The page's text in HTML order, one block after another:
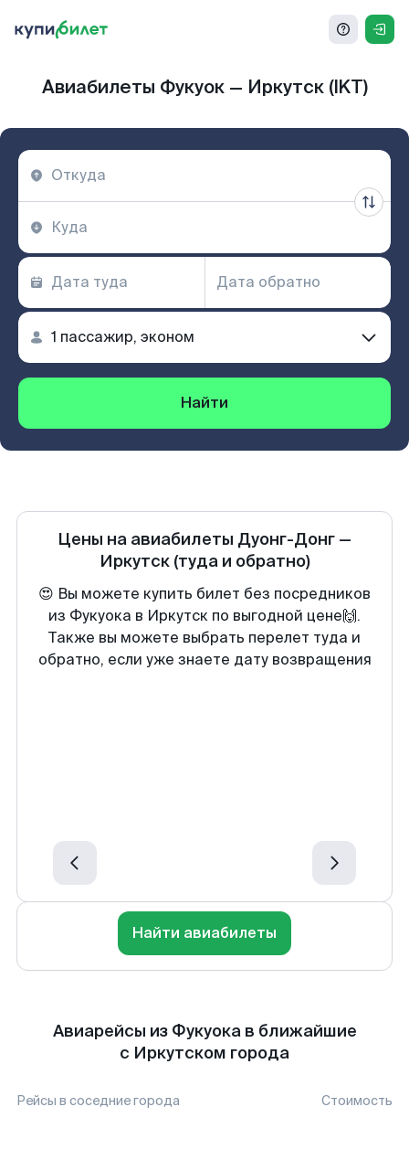
Авиабилеты Фукуок — Иркутск (IKT)
Найти
Цены на авиабилеты Дуонг-Донг —
Иркутск (туда и обратно)
😍 Вы можете купить билет без посредников
из Фукуока в Иркутск по выгодной цене🙌.
Также вы можете выбрать перелет туда и
обратно, если уже знаете дату возвращения
Найти авиабилеты
Авиарейсы из Фукуока в ближайшие
с Иркутском города
Рейсы в соседние города Стоимость